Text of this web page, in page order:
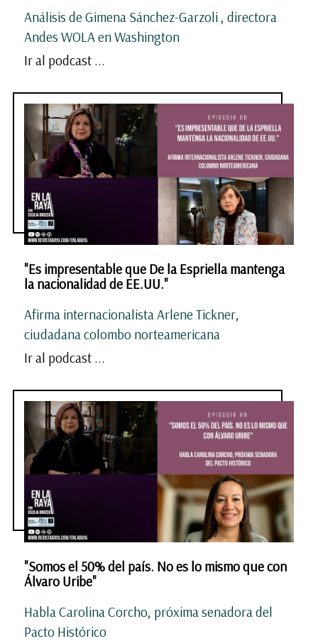
Análisis de Gimena Sánchez-Garzoli , directora
Andes WOLA en Washington
Ir al podcast ...
"Es impresentable que De la Espriella mantenga
la nacionalidad de EE.UU."
Afirma internacionalista Arlene Tickner,
ciudadana colombo norteamericana
Ir al podcast ...
"Somos el 50% del país. No es lo mismo que con
Álvaro Uribe"
Habla Carolina Corcho, próxima senadora del
Pacto Histórico